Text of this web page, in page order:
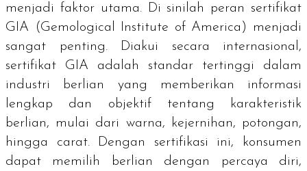
menjadi faktor utama. Di sinilah peran sertifikat
GIA (Gemological Institute of America) menjadi
sangat penting. Diakui secara internasional,
sertifikat GIA adalah standar tertinggi dalam
industri berlian yang memberikan informasi
lengkap dan objektif tentang karakteristik
berlian, mulai dari warna, kejernihan, potongan,
hingga carat. Dengan sertifikasi ini, konsumen
dapat memilih berlian dengan percaya diri,